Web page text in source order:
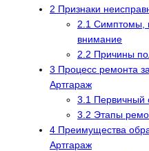
2 Признаки
2.1 Симптомы,
внимание
2.2 Причины
3 Процесс ремонта
Артгараж
3.1 Первичный
3.2 Этапы
4 Преимущества
Артгараж